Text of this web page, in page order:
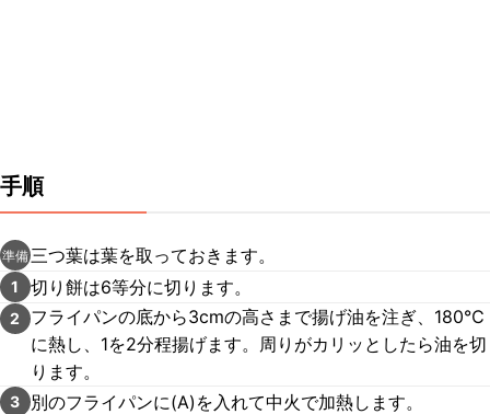
手順
準備 三つ葉は葉を取っておきます。
1 切り餅は6等分に切ります。
2
フライパンの底から3cmの高さまで揚げ油を注ぎ、180℃
に熱し、1を2分程揚げます。周りがカリッとしたら油を切
ります。
3 別のフライパンに(A)を入れて中火で加熱します。